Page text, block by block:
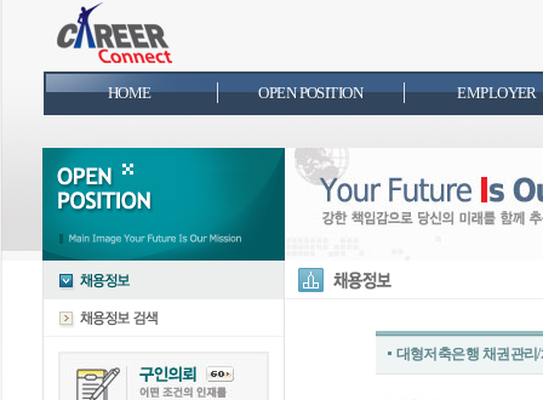
HOME OPEN POSITION EMPLOYER
대형저축은행 채권관리